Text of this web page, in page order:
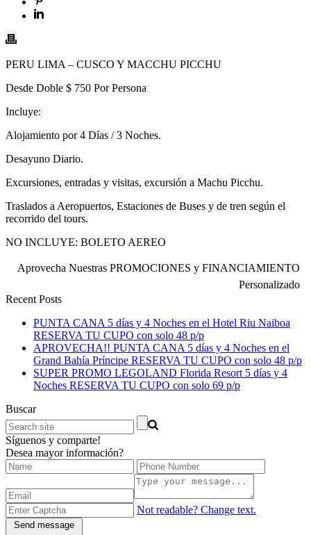
PERU LIMA – CUSCO Y MACCHU PICCHU
Desde Doble $ 750 Por Persona
Incluye:
Alojamiento por 4 Días / 3 Noches.
Desayuno Diario.
Excursiones, entradas y visitas, excursión a Machu Picchu.
Traslados a Aeropuertos, Estaciones de Buses y de tren según el
recorrido del tours.
NO INCLUYE: BOLETO AEREO
Aprovecha Nuestras PROMOCIONES y FINANCIAMIENTO
Personalizado
Recent Posts
PUNTA CANA 5 días y 4 Noches en el Hotel Riu Naiboa
RESERVA TU CUPO con solo 48 p/p
APROVECHA!! PUNTA CANA 5 días y 4 Noches en el
Grand Bahía Príncipe RESERVA TU CUPO con solo 48 p/p
SUPER PROMO LEGOLAND Florida Resort 5 días y 4
Noches RESERVA TU CUPO con solo 69 p/p
Buscar
Síguenos y comparte!
Desea mayor información?
Not readable? Change text.
Send message